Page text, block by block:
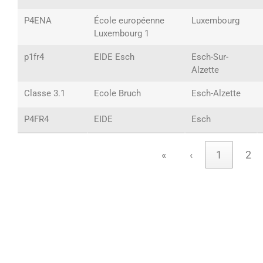
P4ENA
École européenne
Luxembourg 1
Luxembourg
p1fr4 EIDE Esch
Esch-Sur-
Alzette
Classe 3.1 Ecole Bruch Esch-Alzette
P4FR4 EIDE Esch
« ‹ 1 2